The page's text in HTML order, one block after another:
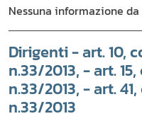
Nessuna informazione
Dirigenti - art. 10,
n.33/2013, - art. 15,
n.33/2013, - art.
n.33/2013